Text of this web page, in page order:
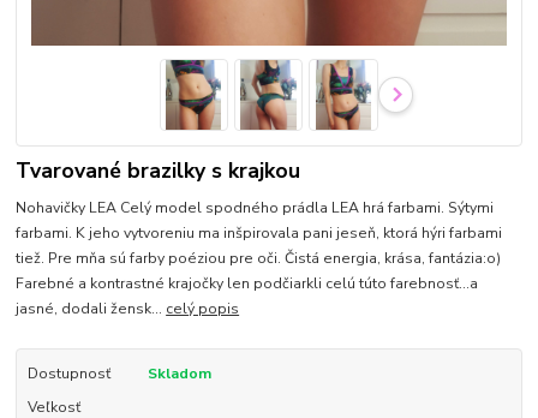
Tvarované brazilky s krajkou
Nohavičky LEA Celý model spodného prádla LEA hrá farbami. Sýtymi
farbami. K jeho vytvoreniu ma inšpirovala pani jeseň, ktorá hýri farbami
tiež. Pre mňa sú farby poéziou pre oči. Čistá energia, krása, fantázia:o)
Farebné a kontrastné krajočky len podčiarkli celú túto farebnosť...a
jasné, dodali žensk... celý popis
Dostupnosť
Skladom
Veľkosť